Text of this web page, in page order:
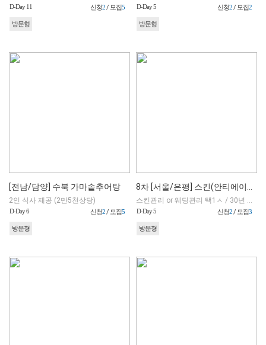
D-Day 11 신청2/ 모집5
방문형
D-Day 5 신청2/ 모집2
방문형
[전남/담양] 수북 가마솥추어탕
2인 식사 제공 (2만5천상당)
D-Day 6 신청2/ 모집5
방문형
스킨관리 or 웨딩관리 택1ㅅ / 30년 경력의 1:1 맞춤 수기 관리
D-Day 5 신청2/ 모집3
방문형